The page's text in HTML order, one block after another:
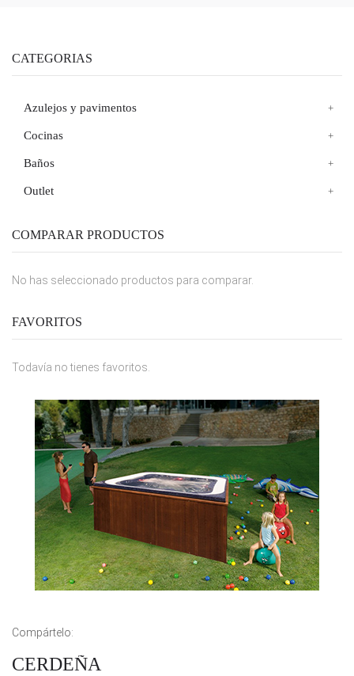
CATEGORIAS
Azulejos y pavimentos
Cocinas
Baños
Outlet
COMPARAR PRODUCTOS
No has seleccionado productos para comparar.
FAVORITOS
Todavía no tienes favoritos.
Compártelo:
CERDEÑA